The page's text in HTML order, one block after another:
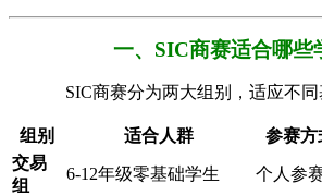
一、SIC商赛适合哪些
SIC商赛分为两大组别，适应不同
​组别​ ​适合人群​ 参赛方
​交易
组​
6-12年级零基础学生 个人参